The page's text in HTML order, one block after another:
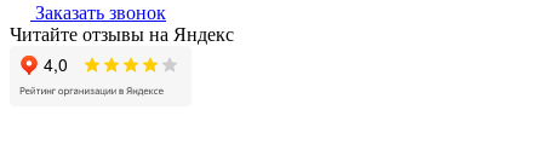
Заказать звонок
Читайте отзывы на Яндекс